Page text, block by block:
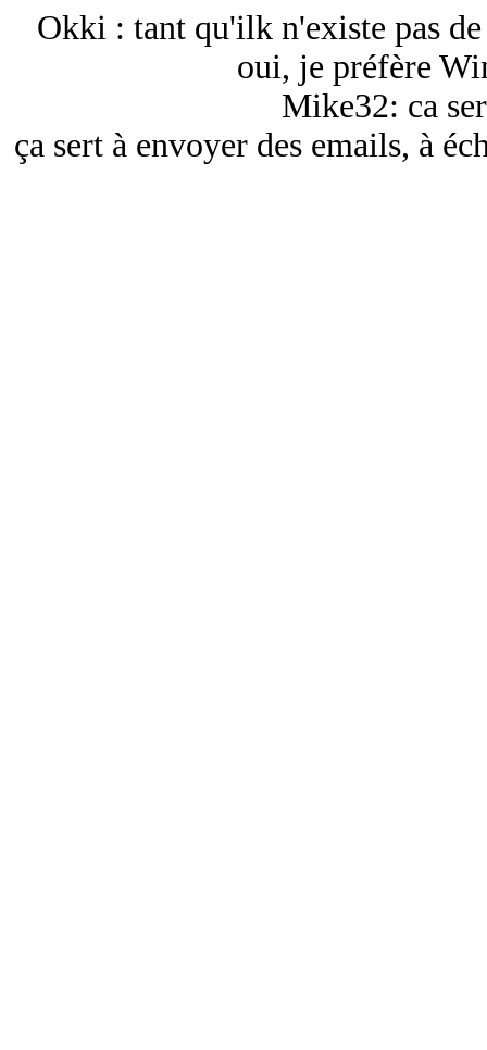
Okki : tant qu'ilk n'existe pas
oui, je préfère
Mike32: ca
ça sert à envoyer des emails, à